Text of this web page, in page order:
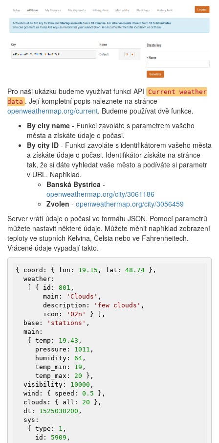
Pro naši ukázku budeme využívat funkci API
Current weather
data . Její kompletní popis naleznete na stránce
openweathermap.org/current. Budeme používat dvě funkce.
By city name - Funkci zavoláte s parametrem vašeho
města a získáte údaje o počasi.
By city ID - Funkci zavoláte s identifikátorem vašeho města
a získáte údaje o počasi. Identifikátor získáte na stránce
tak, že si dáte vyhledat vaše město a podíváte si parametr
v URL. Například.
Banská Bystrica -
openweathermap.org/city/3061186
Zvolen - openweathermap.org/city/3056459
Server vrátí údaje o počasi ve formátu JSON. Pomocí parametrů
můžete nastavit některé údaje. Můžete měnit například zobrazení
teploty ve stupních Kelvina, Celsia nebo ve Fahrenheitech.
Vrácené údaje vypadají takto.
{ coord: { lon: 19.15 , lat: 48.74 },
   [ { id:
801 ,
       main:
'Clouds' ,
       description:
'few clouds' ,
       icon:
'02n'
} ],
  base:
'stations' ,
   { temp:
19.43 ,
     pressure:
1011 ,
     humidity:
64 ,
     temp_min:
19 ,
     temp_max:
20 },
  visibility:
10000 ,
  wind: { speed:
0.5 },
  clouds: { all:
20 },
  dt:
1525030200 ,
   { type:
1 ,
     id:
5909 ,